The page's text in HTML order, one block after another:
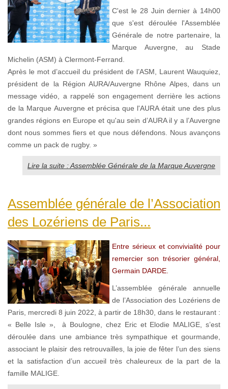
C'est le 28 Juin dernier à 14h00
que s'est déroulée l'Assemblée
Générale de notre partenaire, la
Marque Auvergne, au Stade
Michelin (ASM) à Clermont-Ferrand.
Après le mot d’accueil du président de l’ASM, Laurent Wauquiez,
président de la Région AURA/Auvergne Rhône Alpes, dans un
message vidéo, a rappelé son engagement derrière les actions
de la Marque Auvergne et précisa que l'AURA était une des plus
grandes régions en Europe et qu'au sein d’AURA il y a l’Auvergne
dont nous sommes fiers et que nous défendons. Nous avançons
comme un pack de rugby. »
Lire la suite : Assemblée Générale de la Marque Auvergne
Assemblée générale de l’Association
des Lozériens de Paris...
Entre sérieux et convivialité pour
remercier son trésorier général,
Germain DARDE.
L’assemblée générale annuelle
de l’Association des Lozériens de
Paris, mercredi 8 juin 2022, à partir de 18h30, dans le restaurant :
« Belle Isle », à Boulogne, chez Eric et Elodie MALIGE, s’est
déroulée dans une ambiance très sympathique et gourmande,
associant le plaisir des retrouvailles, la joie de fêter l’un des siens
et la satisfaction d’un accueil très chaleureux de la part de la
famille MALIGE.